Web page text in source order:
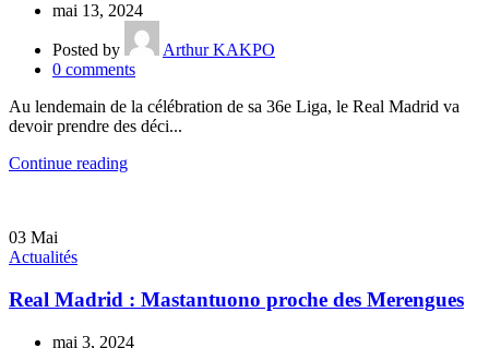
mai 13, 2024
Posted by
Arthur KAKPO
0 comments
Au lendemain de la célébration de sa 36e Liga, le Real Madrid va
devoir prendre des déci...
Continue reading
03 Mai
Actualités
Real Madrid : Mastantuono proche des Merengues
mai 3, 2024